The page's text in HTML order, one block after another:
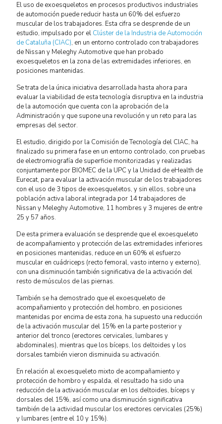
El uso de exoesqueletos en procesos productivos industriales
de automoción puede reducir hasta un 60% del esfuerzo
muscular de los trabajadores. Esta cifra se desprende de un
estudio, impulsado por el Clúster de la Industria de Automoción
de Cataluña (CIAC), en un entorno controlado con trabajadores
de Nissan y Meleghy Automotive que han probado
exoesqueletos en la zona de las extremidades inferiores, en
posiciones mantenidas.
Se trata de la única iniciativa desarrollada hasta ahora para
evaluar la viabilidad de esta tecnología disruptiva en la industria
de la automoción que cuenta con la aprobación de la
Administración y que supone una revolución y un reto para las
empresas del sector.
El estudio, dirigido por la Comisión de Tecnología del CIAC, ha
finalizado su primera fase en un entorno controlado, con pruebas
de electromiografía de superficie monitorizadas y realizadas
conjuntamente por BIOMEC de la UPC y la Unidad de eHealth de
Eurecat, para evaluar la activación muscular de los trabajadores
con el uso de 3 tipos de exoesqueletos, y sin ellos, sobre una
población activa laboral integrada por 14 trabajadores de
Nissan y Meleghy Automotive, 11 hombres y 3 mujeres de entre
25 y 57 años.
De esta primera evaluación se desprende que el exoesqueleto
de acompañamiento y protección de las extremidades inferiores
en posiciones mantenidas, reduce en un 60% el esfuerzo
muscular en cuádriceps (recto femoral, vasto interno y externo),
con una disminución también significativa de la activación del
resto de músculos de las piernas.
También se ha demostrado que el exoesqueleto de
acompañamiento y protección del hombro, en posiciones
mantenidas por encima de esta zona, ha supuesto una reducción
de la activación muscular del 15% en la parte posterior y
anterior del tronco (erectores cervicales, lumbares y
abdominales), mientras que los bíceps, los deltoides y los
dorsales también vieron disminuida su activación.
En relación al exoesqueleto mixto de acompañamiento y
protección de hombro y espalda, el resultado ha sido una
reducción de la activación muscular en los deltoides, bíceps y
dorsales del 15%, así como una disminución significativa
también de la actividad muscular los erectores cervicales (25%)
y lumbares (entre el 10 y 15%).